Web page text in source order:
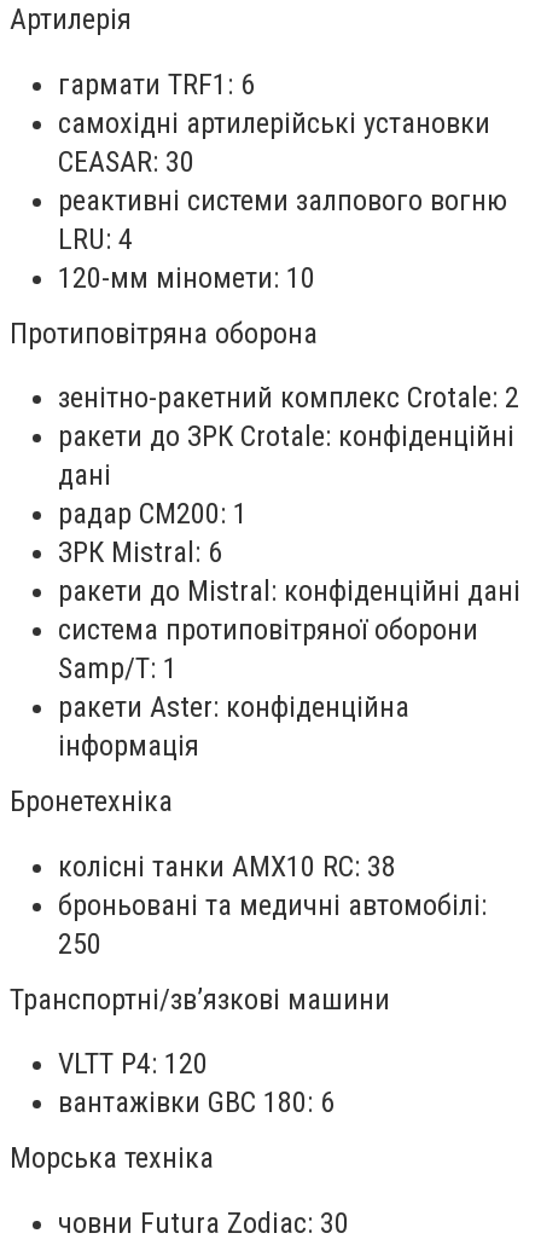
Артилерія
гармати TRF1: 6
самохідні артилерійські установки
CEASAR: 30
реактивні системи залпового вогню
LRU: 4
120-мм міномети: 10
Протиповітряна оборона
зенітно-ракетний комплекс Crotale: 2
ракети до ЗРК Crotale: конфіденційні
дані
радар CM200: 1
ЗРК Mistral: 6
ракети до Mistral: конфіденційні дані
система протиповітряної оборони
Samp/T: 1
ракети Aster: конфіденційна
інформація
Бронетехніка
колісні танки AMX10 RC: 38
броньовані та медичні автомобілі:
250
Транспортні/зв’язкові машини
VLTT P4: 120
вантажівки GBC 180: 6
Морська техніка
човни Futura Zodiac: 30